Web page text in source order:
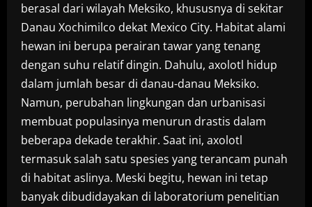
berasal dari wilayah Meksiko, khususnya di sekitar
Danau Xochimilco dekat Mexico City. Habitat alami
hewan ini berupa perairan tawar yang tenang
dengan suhu relatif dingin. Dahulu, axolotl hidup
dalam jumlah besar di danau-danau Meksiko.
Namun, perubahan lingkungan dan urbanisasi
membuat populasinya menurun drastis dalam
beberapa dekade terakhir. Saat ini, axolotl
termasuk salah satu spesies yang terancam punah
di habitat aslinya. Meski begitu, hewan ini tetap
banyak dibudidayakan di laboratorium penelitian